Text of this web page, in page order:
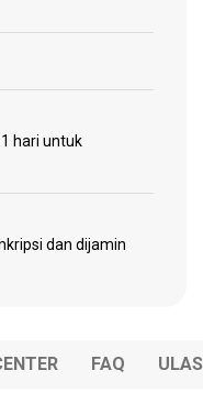
hari untuk
dan dijamin
FAQ